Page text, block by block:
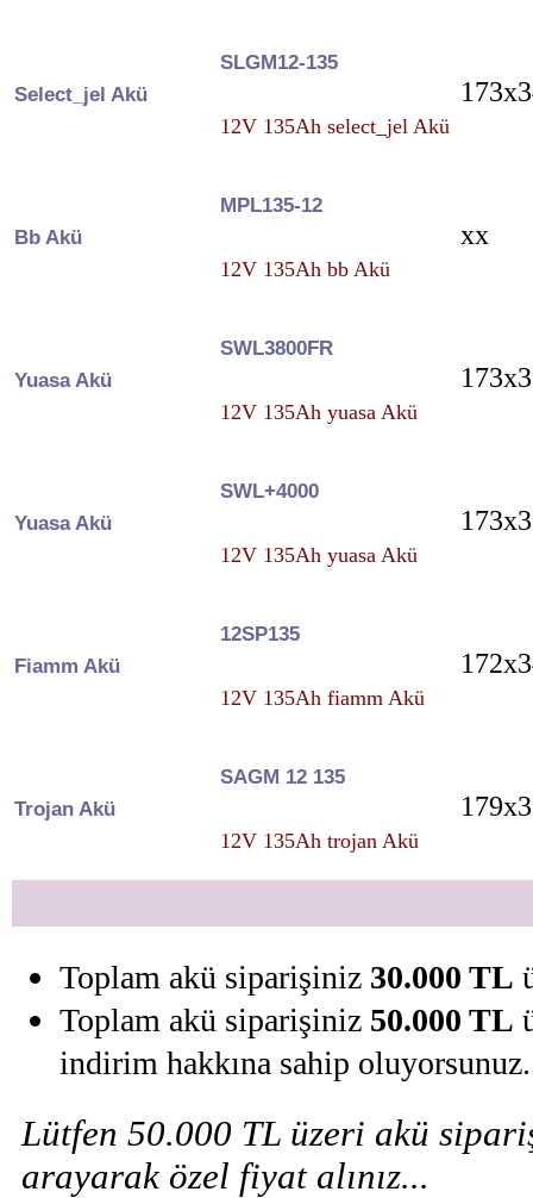
Select_jel Akü
SLGM12-135
12V 135Ah select_jel Akü
Bb Akü
MPL135-12
12V 135Ah bb Akü
xx
Yuasa Akü
SWL3800FR
12V 135Ah yuasa Akü
Yuasa Akü
SWL+4000
12V 135Ah yuasa Akü
Fiamm Akü
12SP135
12V 135Ah fiamm Akü
Trojan Akü
SAGM 12 135
12V 135Ah trojan Akü
Toplam akü siparişiniz 30.000 TL
Toplam akü siparişiniz 50.000 TL
indirim hakkına sahip oluyorsunuz.
Lütfen 50.000 TL üzeri akü
arayarak özel fiyat alınız...